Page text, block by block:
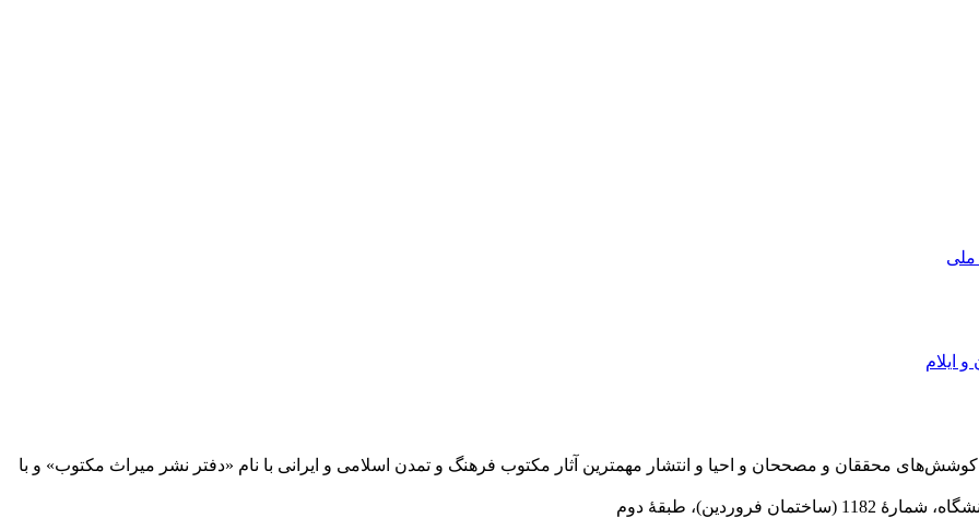
ملی
ایلام
در سال 1372 ش به قصد حمایت از كوشش‌های محققان و مصححان و احیا و انتشار مهمترین آثار مكتوب فرهنگ و تمدن اسلامی و ایرانی با نام «دفتر نشر میراث مكتوب» و با
طبقۀ دوم